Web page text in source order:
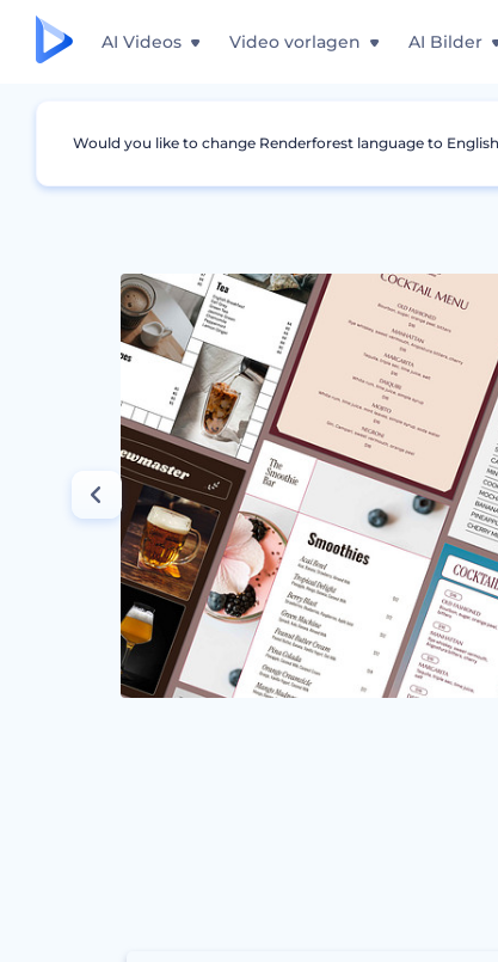
AI Videos Video vorlagen AI Bilder
Grafiken Menü Getränkemenü
Would you like to change Renderforest language to